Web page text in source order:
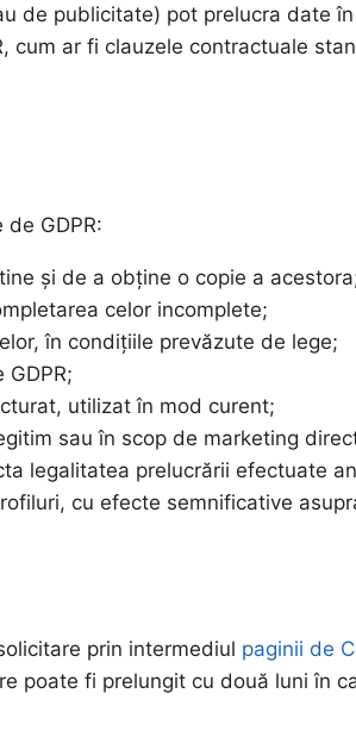
publicitate) pot prelucra date
ar fi clauzele contractuale
GDPR:
și de a obține o copie a
celor incomplete;
în condițiile prevăzute de lege;
utilizat în mod curent;
sau în scop de marketing
legalitatea prelucrării efectuate
cu efecte semnificative
prin intermediul paginii de
fi prelungit cu două luni în